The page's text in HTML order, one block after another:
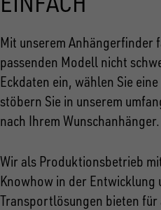
Mit unserem Anhängerfinder
passenden Modell nicht
Eckdaten ein, wählen Sie
stöbern Sie in unserem
nach Ihrem Wunschanhänger.
Wir als Produktionsbetrieb
Knowhow in der Entwicklung
Transportlösungen bieten